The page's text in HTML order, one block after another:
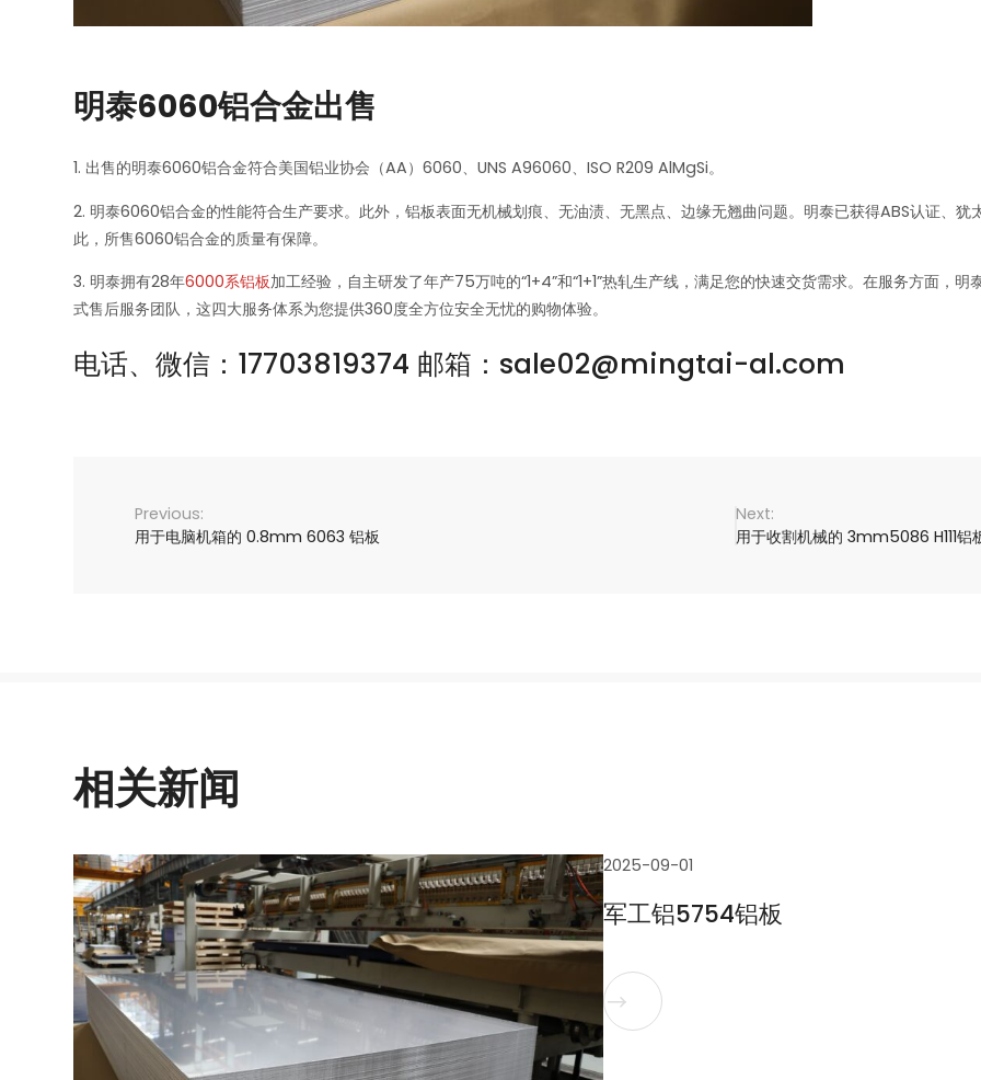
明泰6060铝合金出售
1. 出售的明泰6060铝合金符合美国铝业协会（AA）6060、UNS A96060、ISO R209 AlMgSi。
2. 明泰6060铝合金的性能符合生产要求。此外，铝板表面无机械划痕、无油渍、无黑点、边缘无翘曲问题。明泰已获得ABS认证、犹
此，所售6060铝合金的质量有保障。
3. 明泰拥有28年6000系铝板加工经验，自主研发了年产75万吨的“1+4”和“1+1”热轧生产线，满足您的快速交货需求。在服务方面，
式售后服务团队，这四大服务体系为您提供360度全方位安全无忧的购物体验。
电话、微信：17703819374 邮箱：sale02@mingtai-al.com
用于电脑机箱的 0.8mm 6063 铝板 用于收割机械的 3mm5086 H111铝
相关新闻
2025-09-01
军工铝5754铝板
